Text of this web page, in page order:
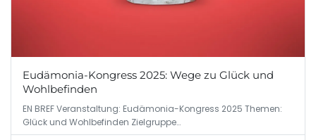
Eudämonia-Kongress 2025: Wege zu Glück und
Wohlbefinden
EN BREF Veranstaltung: Eudämonia-Kongress 2025 Themen:
Glück und Wohlbefinden Zielgruppe…